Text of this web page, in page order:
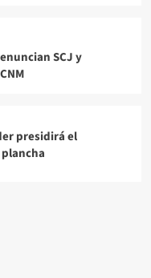
SCJ y
presidirá el
plancha